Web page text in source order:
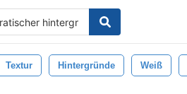
Textur Hintergründe Weiß